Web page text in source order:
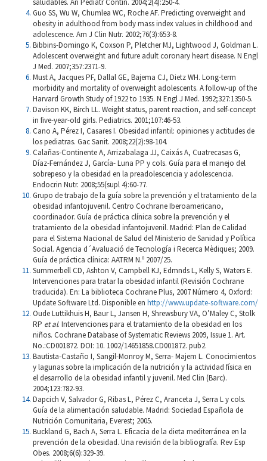
Guo SS, Wu W, Chumlea WC, Roche AF. Predicting overweight and
obesity in adulthood from body mass index values in childhood and
adolescence. Am J Clin Nutr. 2002;76(3):653-8.
Bibbins-Domingo K, Coxson P, Pletcher MJ, Lightwood J, Goldman L.
Adolescent overweight and future adult coronary heart disease. N Engl
J Med. 2007;357:2371-9.
Must A, Jacques PF, Dallal GE, Bajema CJ, Dietz WH. Long-term
morbidity and mortality of overweight adolescents. A follow-up of the
Harvard Growth Study of 1922 to 1935. N Engl J Med. 1992;327:1350-5.
Davison KK, Birch LL. Weight status, parent reaction, and self-concept
in five-year-old girls. Pediatrics. 2001;107:46-53.
Cano A, Pérez I, Casares I. Obesidad infantil: opiniones y actitudes de
los pediatras. Gac Sanit. 2008;22(2):98-104.
Calañas-Continente A, Arrizabalaga JJ, Caixás A, Cuatrecasas G,
Díaz-Fernández J, García- Luna PP y cols. Guía para el manejo del
sobrepeso y la obesidad en la preadolescencia y adolescencia.
Endocrin Nutr. 2008;55(supl 4):60-77.
Grupo de trabajo de la guía sobre la prevención y el tratamiento de la
obesidad infantojuvenil. Centro Cochrane Iberoamericano,
coordinador. Guía de práctica clínica sobre la prevención y el
tratamiento de la obesidad infantojuvenil. Madrid: Plan de Calidad
para el Sistema Nacional de Salud del Ministerio de Sanidad y Política
Social. Agencia d´Avaluació de Tecnología i Recerca Mèdiques; 2009.
Guía de práctica clínica: AATRM N.º 2007/25.
Summerbell CD, Ashton V, Campbell KJ, Edmnds L, Kelly S, Waters E.
Intervenciones para tratar la obesidad infantil (Revisión Cochrane
traducida). En: La biblioteca Cochrane Plus, 2007 Número 4, Oxford:
Update Software Ltd. Disponible en http://www.update-software.com/
Oude Luttikhuis H, Baur L, Jansen H, Shrewsbury VA, O’Maley C, Stolk
RP et al. Intervenciones para el tratamiento de la obesidad en los
niños. Cochrane Database of Systematic Reviews 2009, Issue 1. Art.
No.:CD001872. DOI: 10. 1002/14651858.CD001872. pub2.
Bautista-Castaño I, Sangil-Monroy M, Serra- Majem L. Conocimientos
y lagunas sobre la implicación de la nutrición y la actividad física en
el desarrollo de la obesidad infantil y juvenil. Med Clin (Barc).
2004;123:782-93.
Dapcich V, Salvador G, Ribas L, Pérez C, Aranceta J, Serra L y cols.
Guía de la alimentación saludable. Madrid: Sociedad Española de
Nutrición Comunitaria, Everest; 2005.
Buckland G, Bach A, Serra L. Eficacia de la dieta mediterránea en la
prevención de la obesidad. Una revisión de la bibliografía. Rev Esp
Obes. 2008;6(6):329-39.